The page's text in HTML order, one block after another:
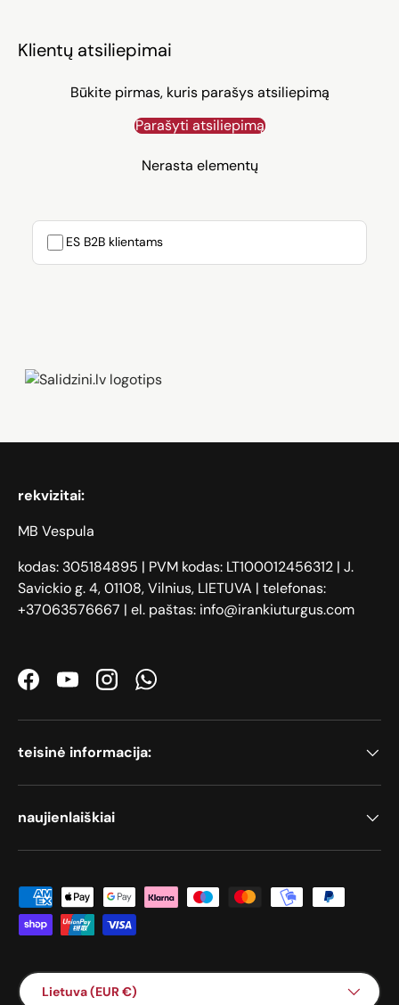
Klientų atsiliepimai
Būkite pirmas, kuris parašys atsiliepimą
Parašyti atsiliepimą
Nerasta elementų
ES B2B klientams
Zāģi, iPhone, Dyson, Mobilie
rekvizitai:
MB Vespula
kodas: 305184895 | PVM kodas: LT100012456312 | J.
Savickio g. 4, 01108, Vilnius, LIETUVA | telefonas:
+37063576667 | el. paštas: info@irankiuturgus.com
FacebookYouTubeInstagramWhatsApp
teisinė informacija:
naujienlaiškiai
Priimami mokėjimo būdai
Šalis / Regionas
Lietuva (EUR €)